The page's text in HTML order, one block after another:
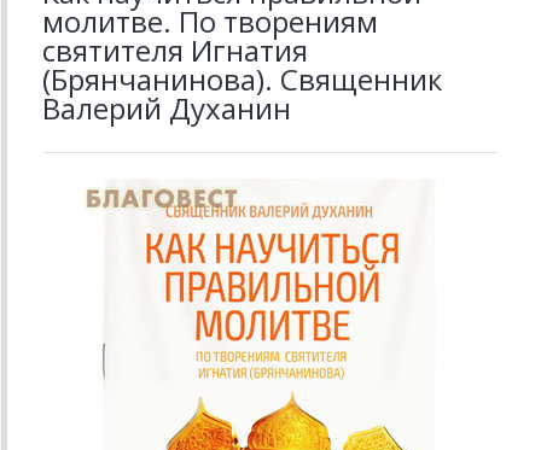
молитве. По творениям
святителя Игнатия
(Брянчанинова). Священник
Валерий Духанин